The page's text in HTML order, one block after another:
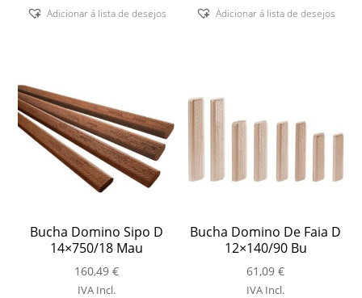
Adicionar á lista de desejos Adicionar á lista de desejos
Bucha Domino Sipo D
14×750/18 Mau
160,49 €
IVA Incl.
Bucha Domino De Faia D
12×140/90 Bu
61,09€
IVA Incl.